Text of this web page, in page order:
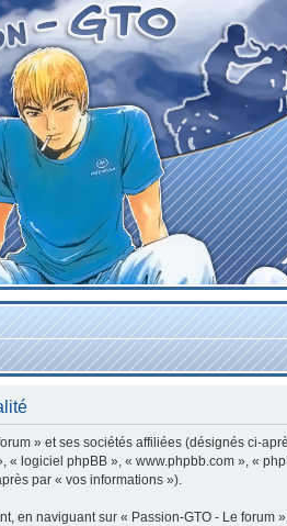
» et ses sociétés affiliées (désignés ci-
logiciel phpBB », « www.phpbb.com », «
par « vos informations »).
en naviguant sur « Passion-GTO - Le